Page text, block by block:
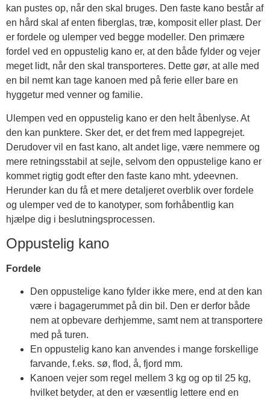
kan pustes op, når den skal bruges. Den faste kano består af
en hård skal af enten fiberglas, træ, komposit eller plast. Der
er fordele og ulemper ved begge modeller. Den primære
fordel ved en oppustelig kano er, at den både fylder og vejer
meget lidt, når den skal transporteres. Dette gør, at alle med
en bil nemt kan tage kanoen med på ferie eller bare en
hyggetur med venner og familie.
Ulempen ved en oppustelig kano er den helt åbenlyse. At
den kan punktere. Sker det, er det frem med lappegrejet.
Derudover vil en fast kano, alt andet lige, være nemmere og
mere retningsstabil at sejle, selvom den oppustelige kano er
kommet rigtig godt efter den faste kano mht. ydeevnen.
Herunder kan du få et mere detaljeret overblik over fordele
og ulemper ved de to kanotyper, som forhåbentlig kan
hjælpe dig i beslutningsprocessen.
Oppustelig kano
Fordele
Den oppustelige kano fylder ikke mere, end at den kan
være i bagagerummet på din bil. Den er derfor både
nem at opbevare derhjemme, samt nem at transportere
med på turen.
En oppustelig kano kan anvendes i mange forskellige
farvande, f.eks. sø, flod, å, fjord mm.
Kanoen vejer som regel mellem 3 kg og op til 25 kg,
hvilket betyder, at den er væsentlig lettere end en